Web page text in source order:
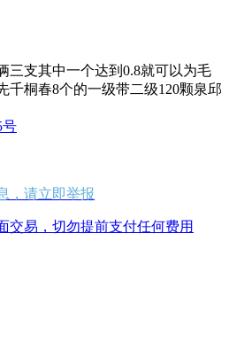
三支其中一个达到0.8就可以为毛
千桐春8个的一级带二级120颗泉邱
号
，请立即举报
交易，切勿提前支付任何费用